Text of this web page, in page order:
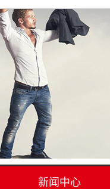
新闻中心